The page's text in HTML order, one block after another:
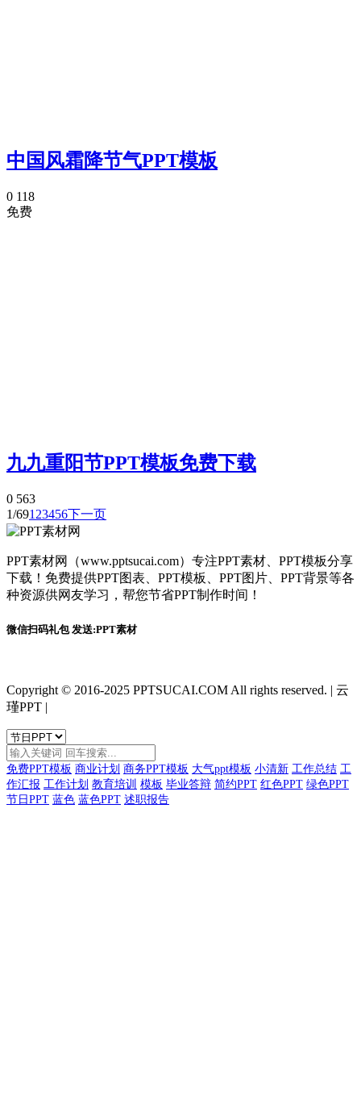
中国风霜降节气PPT模板
0 118
免费
九九重阳节PPT模板免费下载
0 563
1/691 23456下一页
PPT素材网（www.pptsucai.com）专注PPT素材、PPT模板分享
下载！免费提供PPT图表、PPT模板、PPT图片、PPT背景等各
种资源供网友学习，帮您节省PPT制作时间！
微信扫码礼包 发送:PPT素材
Copyright © 2016-2025 PPTSUCAI.COM All rights reserved. | 云
瑾PPT |
免费PPT模板 商业计划 商务PPT模板 大气ppt模板 小清新 工作总结 工
作汇报 工作计划 教育培训 模板 毕业答辩 简约PPT 红色PPT 绿色PPT
节日PPT 蓝色 蓝色PPT 述职报告